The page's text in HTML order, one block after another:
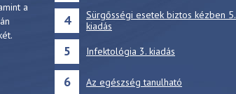
a
4
Sürgősségi esetek biztos kézben 5.
kiadás
5 Infektológia 3. kiadás
6 Az egészség tanulható